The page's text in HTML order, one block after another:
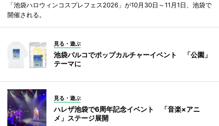
「池袋ハロウィンコスプレフェス2026」が10月30日～11月1日、池袋で
開催される。
見る・遊ぶ
池袋パルコでポップカルチャーイベント 「公園」
テーマに
見る・遊ぶ
ハレザ池袋で6周年記念イベント 「音楽×アニ
メ」ステージ展開